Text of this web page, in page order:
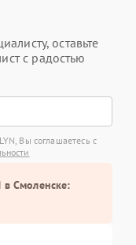
оставьте
с радостью
Вы соглашаетесь с
в Смоленске: